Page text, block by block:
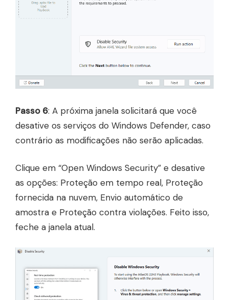
Passo 6: A próxima janela solicitará que você
desative os serviços do Windows Defender, caso
contrário as modificações não serão aplicadas.
Clique em “Open Windows Security” e desative
as opções: Proteção em tempo real, Proteção
fornecida na nuvem, Envio automático de
amostra e Proteção contra violações. Feito isso,
feche a janela atual.